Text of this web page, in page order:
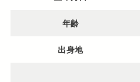
年齢
出身地